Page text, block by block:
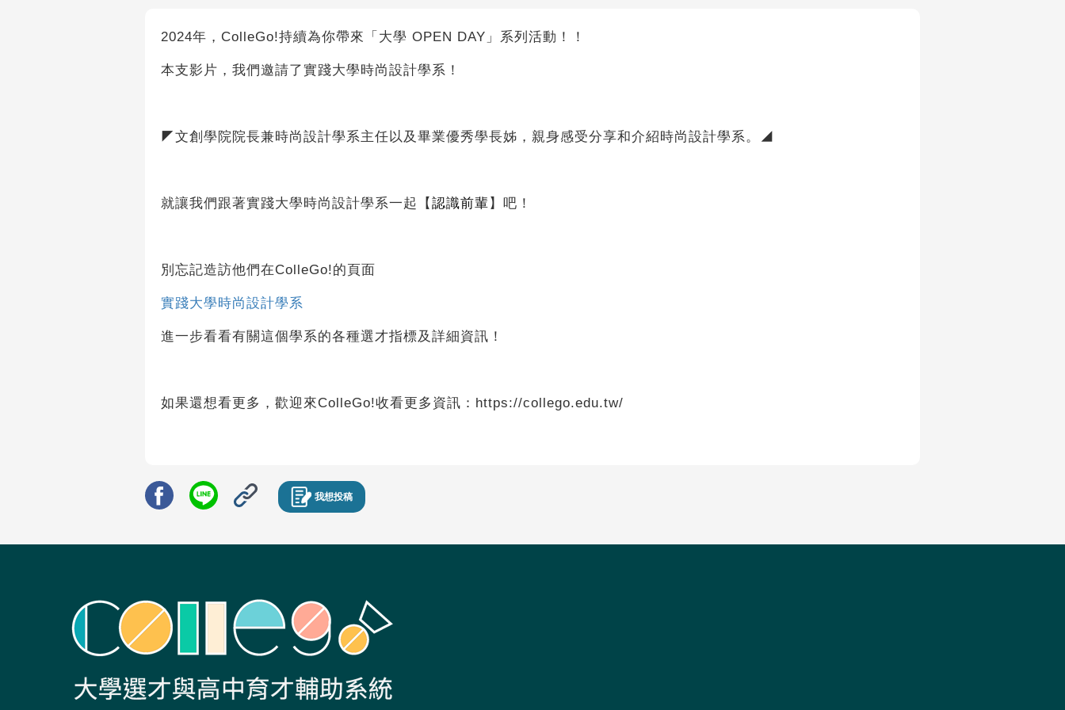
2024年，ColleGo!持續為你帶來「大學 OPEN DAY」系列活動！！
本支影片，我們邀請了實踐大學時尚設計學系！
◤文創學院院長兼時尚設計學系主任以及畢業優秀學長姊，親身感受分享和介紹時尚設計學系。◢
就讓我們跟著實踐大學時尚設計學系一起【 認識前輩 】吧！
別忘記造訪他們在ColleGo!的頁面
實踐大學時尚設計學系
進一步看看有關這個學系的各種選才指標及詳細資訊！
如果還想看更多，歡迎來ColleGo!收看更多資訊：https://collego.edu.tw/
我想投稿